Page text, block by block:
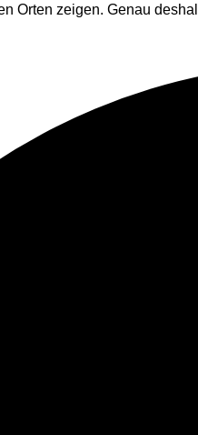
Orten zeigen. Genau